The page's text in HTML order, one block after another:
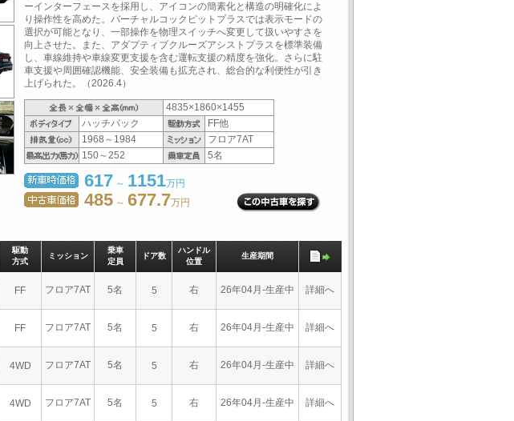
ーインターフェースを採用し、アイコンの簡素化と構造の明確化によ
り操作性を高めた。バーチャルコックピットプラスでは表示モードの
選択が可能となり、一部操作を物理スイッチへ変更して扱いやすさを
向上させた。また、アダプティブクルーズアシストプラスを標準装備
し、車線維持や車線変更支援を含む運転支援の精度を強化。さらに駐
車支援や周囲確認機能、安全装備も拡充され、総合的な利便性が引き
上げられた。（2026.4）
4835×1860×1455
ハッチバック
FF他
1968～1984
フロア7AT
150～252
5名
617 ～ 1151万円
485 ～ 677.7万円
駆動
方式
ミッション
乗車
定員
ドア数
ハンドル
位置
生産期間
FF フロア7AT 5名 5 右 26年04月-生産中 詳細へ
FF フロア7AT 5名 5 右 26年04月-生産中 詳細へ
4WD フロア7AT 5名 5 右 26年04月-生産中 詳細へ
4WD フロア7AT 5名 5 右 26年04月-生産中 詳細へ